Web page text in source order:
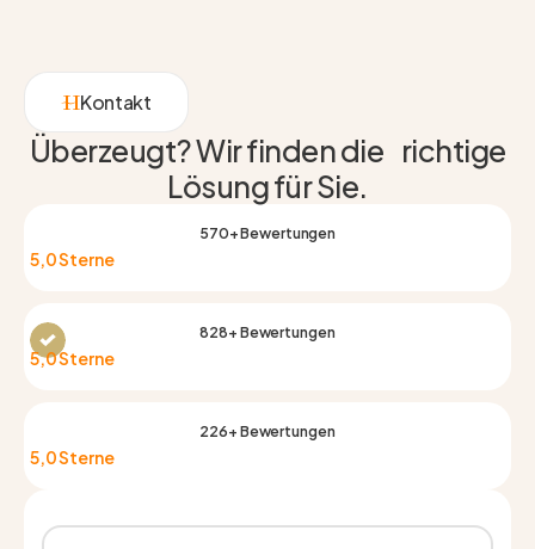
Kontakt
Überzeugt? Wir finden die richtige
Lösung für Sie.
570+ Bewertungen
5,0 Sterne
828+ Bewertungen
5,0 Sterne
226+ Bewertungen
5,0 Sterne